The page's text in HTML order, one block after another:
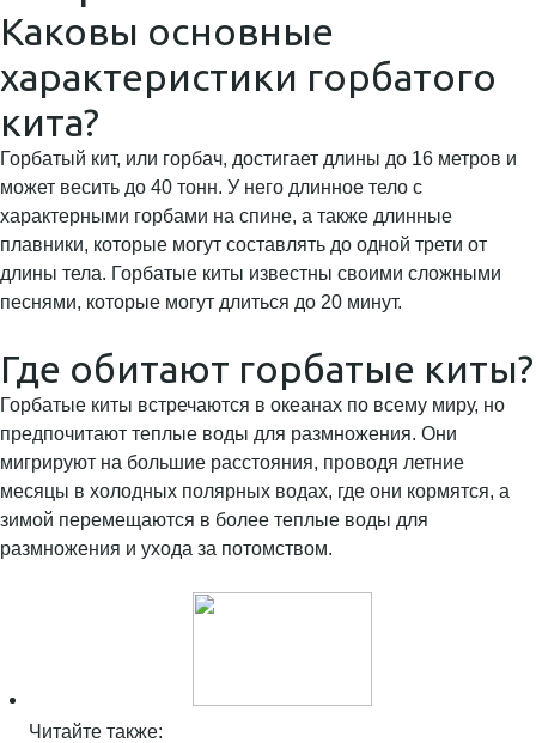
Каковы основные
характеристики горбатого
кита?
Горбатый кит, или горбач, достигает длины до 16 метров и
может весить до 40 тонн. У него длинное тело с
характерными горбами на спине, а также длинные
плавники, которые могут составлять до одной трети от
длины тела. Горбатые киты известны своими сложными
песнями, которые могут длиться до 20 минут.
Где обитают горбатые киты?
Горбатые киты встречаются в океанах по всему миру, но
предпочитают теплые воды для размножения. Они
мигрируют на большие расстояния, проводя летние
месяцы в холодных полярных водах, где они кормятся, а
зимой перемещаются в более теплые воды для
размножения и ухода за потомством.
Читайте также: